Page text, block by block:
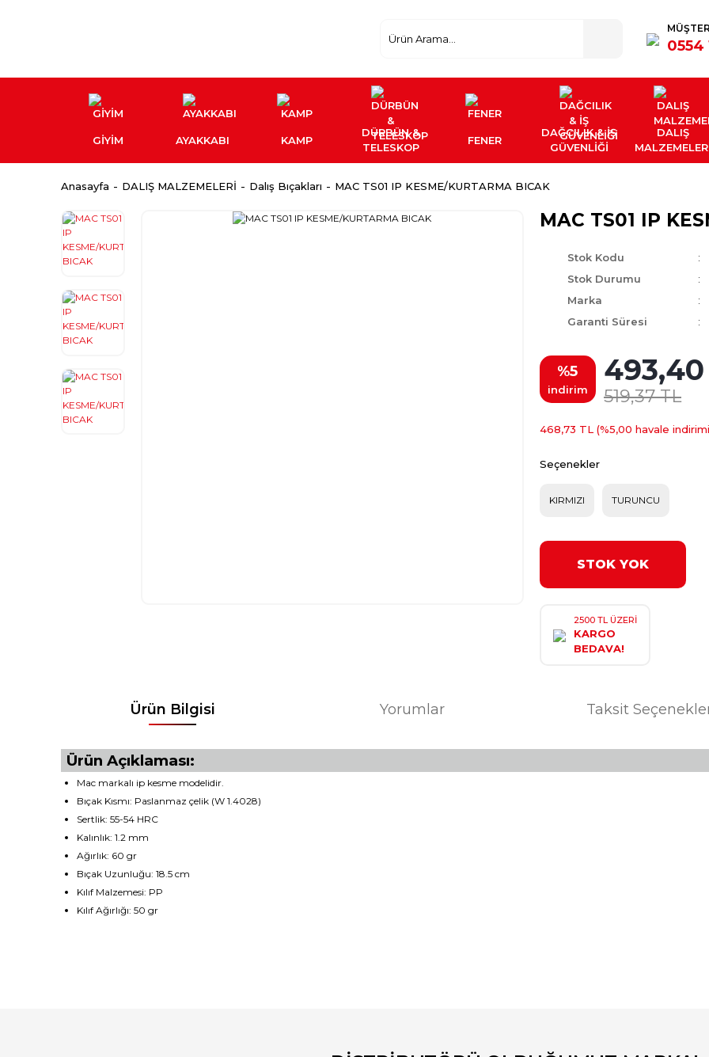
0554
GİYİM AYAKKABI KAMP
DÜRBÜN &
TELESKOP
FENER
DAĞCILIK & İŞ
GÜVENLİĞİ
DALIŞ
Anasayfa DALIŞ MALZEMELERİ Dalış Bıçakları MAC TS01 IP KESME/KURTARMA BICAK
MAC TS01 IP
Stok Kodu
Stok Durumu
Marka
Garanti Süresi
%5
indirim 519,37 TL
468,73 TL (%5,00 havale
Seçenekler
KIRMIZI TURUNCU
STOK YOK
2500 TL ÜZERİ
KARGO
BEDAVA!
Ürün Bilgisi Yorumlar Taksit
Ürün Açıklaması:
Mac markalı ip kesme modelidir.
Bıçak Kısmı: Paslanmaz çelik (W 1.4028)
Sertlik: 55-54 HRC
Kalınlık: 1.2 mm
Ağırlık: 60 gr
Bıçak Uzunluğu: 18.5 cm
Kılıf Malzemesi: PP
Kılıf Ağırlığı: 50 gr
Yorum Yaz